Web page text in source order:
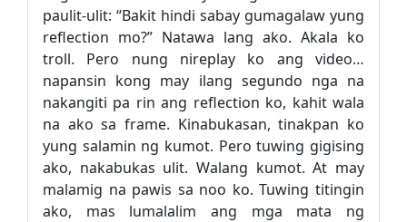
paulit-ulit: “Bakit hindi sabay gumagalaw yung
reflection mo?” Natawa lang ako. Akala ko
troll. Pero nung nireplay ko ang video…
napansin kong may ilang segundo nga na
nakangiti pa rin ang reflection ko, kahit wala
na ako sa frame. Kinabukasan, tinakpan ko
yung salamin ng kumot. Pero tuwing gigising
ako, nakabukas ulit. Walang kumot. At may
malamig na pawis sa noo ko. Tuwing titingin
ako, mas lumalalim ang mga mata ng